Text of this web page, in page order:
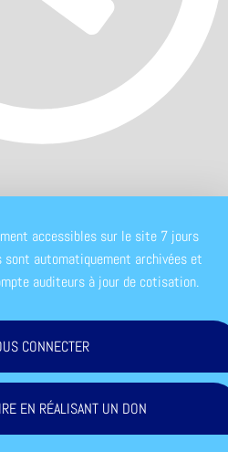
accessibles sur le site 7 jours
sont automatiquement archivées et
auditeurs à jour de cotisation.
CONNECTER
EN RÉALISANT UN DON